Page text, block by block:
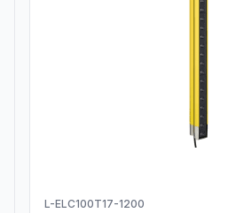
L-ELC100T17-1200